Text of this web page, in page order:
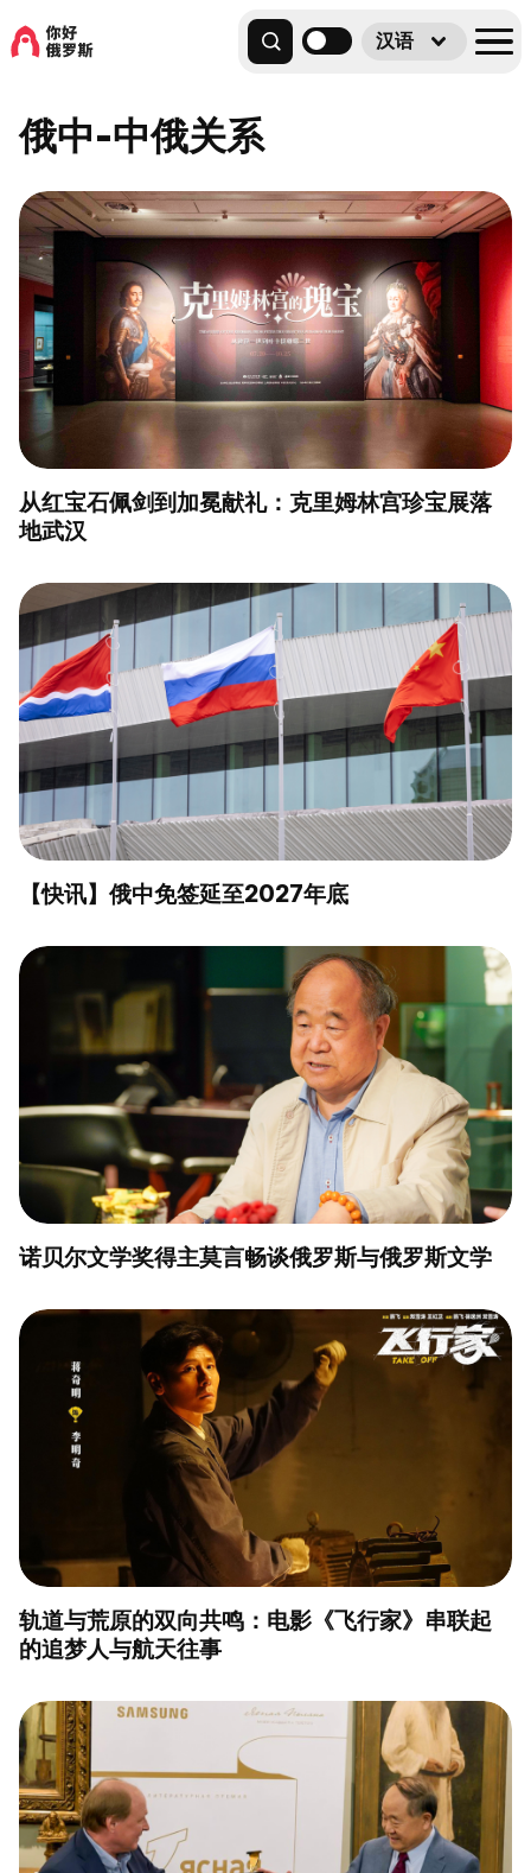
汉语
俄中-中俄关系
从红宝石佩剑到加冕献礼：克里姆林宫珍宝展落
地武汉
【快讯】俄中免签延至2027年底
诺贝尔文学奖得主莫言畅谈俄罗斯与俄罗斯文学
轨道与荒原的双向共鸣：电影《飞行家》串联起
的追梦人与航天往事